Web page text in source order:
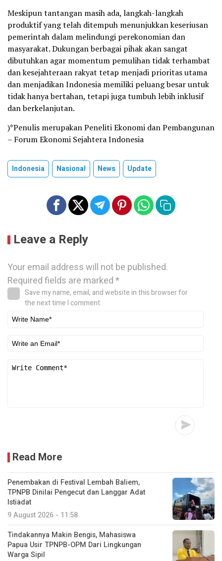
Meskipun tantangan masih ada, langkah-langkah
produktif yang telah ditempuh menunjukkan keseriusan
pemerintah dalam melindungi perekonomian dan
masyarakat. Dukungan berbagai pihak akan sangat
dibutuhkan agar momentum pemulihan tidak terhambat
dan kesejahteraan rakyat tetap menjadi prioritas utama
dan menjadikan Indonesia memiliki peluang besar untuk
tidak hanya bertahan, tetapi juga tumbuh lebih inklusif
dan berkelanjutan.
)*Penulis merupakan Peneliti Ekonomi dan Pembangunan
– Forum Ekonomi Sejahtera Indonesia
Indonesia Nasional News Update
Leave a Reply
Your email address will not be published.
Required fields are marked*
Save my name, email, and website in this browser for
the next time I comment.
Read More
Penembakan di Festival Lembah Baliem,
TPNPB Dinilai Pengecut dan Langgar Adat
Istiadat
9 August 2026 - 11:58
Tindakannya Makin Bengis, Mahasiswa
Papua Usir TPNPB-OPM Dari Lingkungan
Warga Sipil